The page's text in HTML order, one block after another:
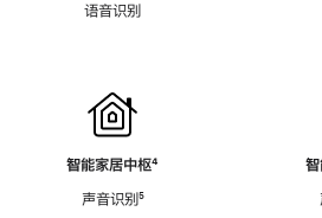
语音识别
智能家居中枢脚
⁴
声音识别脚
⁵